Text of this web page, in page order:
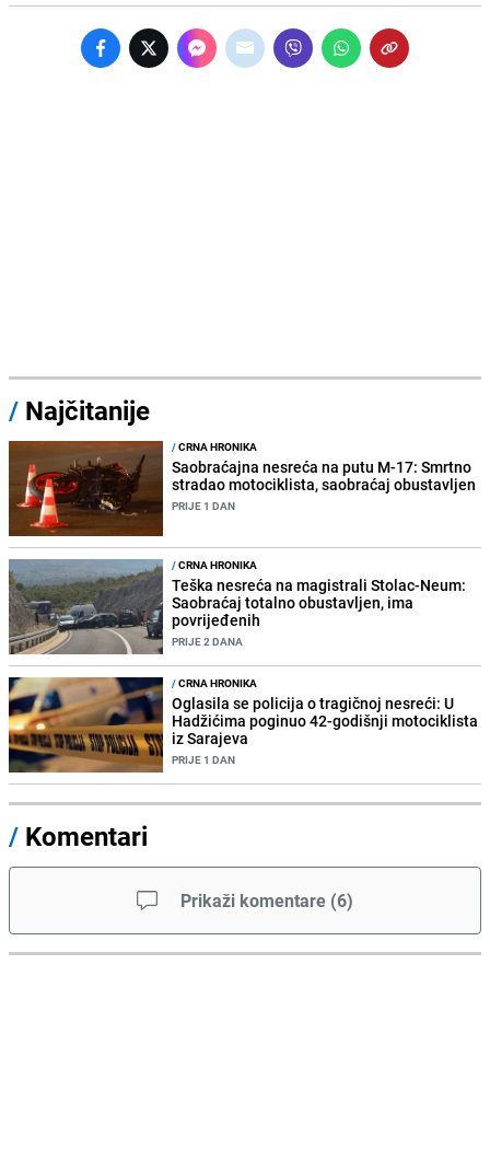
/ Najčitanije
/CRNA HRONIKA
Saobraćajna nesreća na putu M-17: Smrtno
stradao motociklista, saobraćaj obustavljen
PRIJE 1 DAN
/CRNA HRONIKA
Teška nesreća na magistrali Stolac-Neum:
Saobraćaj totalno obustavljen, ima
povrijeđenih
PRIJE 2 DANA
/CRNA HRONIKA
Oglasila se policija o tragičnoj nesreći: U
Hadžićima poginuo 42-godišnji motociklista
iz Sarajeva
PRIJE 1 DAN
/ Komentari
Prikaži komentare (6)